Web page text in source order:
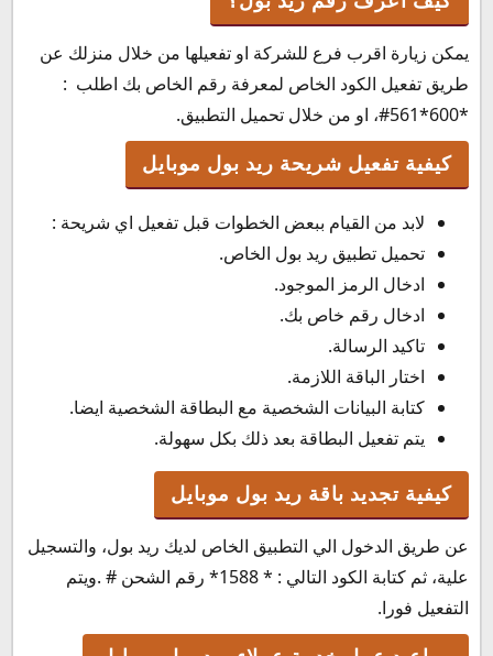
يمكن زيارة اقرب فرع للشركة او تفعيلها من خلال منزلك عن
طريق تفعيل الكود الخاص لمعرفة رقم الخاص بك اطلب :
*600*561#، او من خلال تحميل التطبيق.
كيفية تفعيل شريحة ريد بول موبايل
لابد من القيام ببعض الخطوات قبل تفعيل اي شريحة :
تحميل تطبيق ريد بول الخاص.
ادخال الرمز الموجود.
ادخال رقم خاص بك.
تاكيد الرسالة.
اختار الباقة اللازمة.
كتابة البيانات الشخصية مع البطاقة الشخصية ايضا.
يتم تفعيل البطاقة بعد ذلك بكل سهولة.
كيفية تجديد باقة ريد بول موبايل
عن طريق الدخول الي التطبيق الخاص لديك ريد بول، والتسجيل
علية، ثم كتابة الكود التالي : * 1588* رقم الشحن # .ويتم
التفعيل فورا.